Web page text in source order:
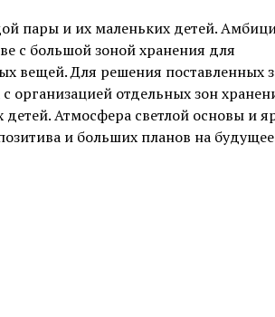
пары и их маленьких детей.
с большой зоной хранения для
вещей. Для решения поставленных
организацией отдельных зон
Атмосфера светлой основы и
и больших планов на